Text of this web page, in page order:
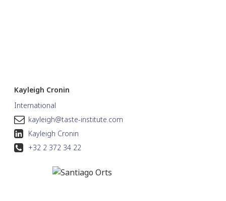
Kayleigh Cronin
International
kayleigh@taste-institute.com
Kayleigh Cronin
+32 2 372 34 22